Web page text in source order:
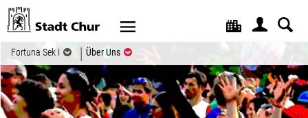
Kopfzeile
Fortuna Sek I Über Uns(ausgewählt)